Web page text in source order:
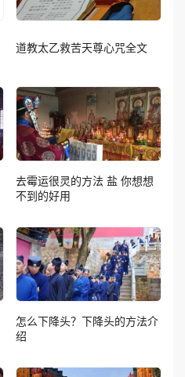
道教太乙救苦天尊心咒全文
去霉运很灵的方法 盐 你想想
不到的好用
怎么下降头？下降头的方法介
绍